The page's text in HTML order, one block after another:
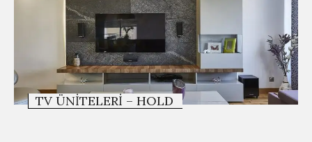
TV ÜNITELERI – HOLD